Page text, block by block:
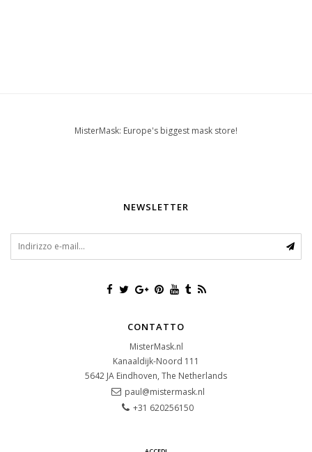
MisterMask: Europe's biggest mask store!
NEWSLETTER
CONTATTO
MisterMask.nl
Kanaaldijk-Noord 111
5642 JA Eindhoven, The Netherlands
paul@mistermask.nl
+31 620256150